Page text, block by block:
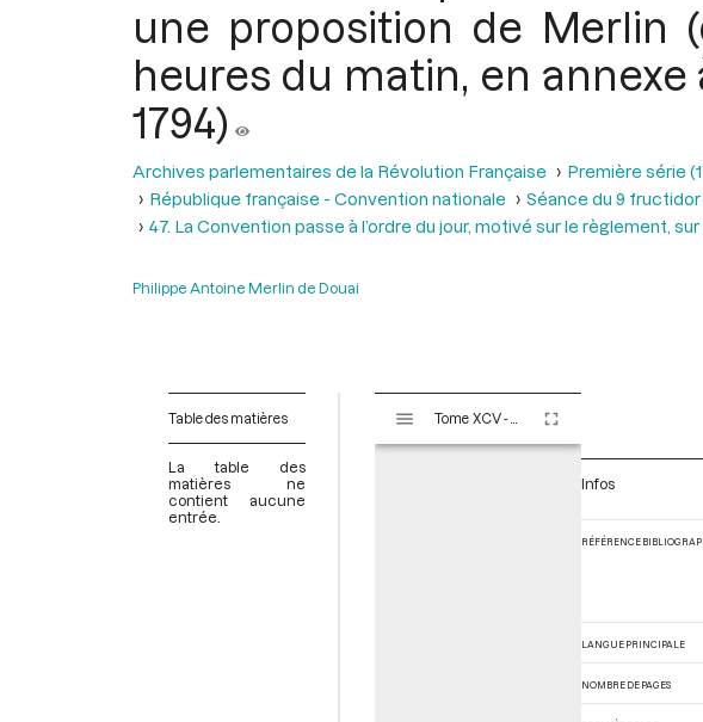
une proposition de Merlin
heures du matin, en
1794)
Archives parlementaires de la Révolution Française Première série
République française - Convention nationale
Séance du 9 fructidor
47. La Convention passe à l’ordre du jour, motivé sur le règlement,
Philippe Antoine Merlin de Douai
Table des matières
La table des
matières ne
contient aucune
entrée.
s
Infos
RÉFÉRENCE
LANGUE PRINCIPALE
NOMBRE DE PAGES